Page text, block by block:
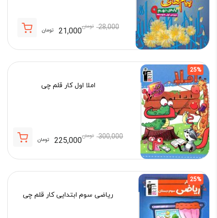
28,000 تومان
اصلی:
28,000 تومان
21,000 تومان
فعلی:
21,000 تومان.
25%
املا اول کار قلم چی
300,000 تومان
اصلی:
300,000 تومان
225,000 تومان
فعلی:
225,000 تومان.
25%
ریاضی سوم ابتدایی کار قلم چی